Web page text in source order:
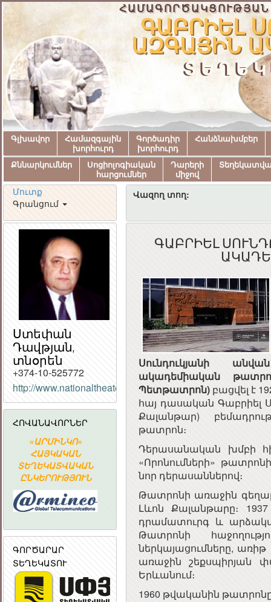
ԳԱԲՐԻԵԼ
ԱԶԳԱՅԻՆ
Գլխավոր
Համազգային
խորհուրդ
Գործադիր
խորհուրդ
Հանձնախմբեր
Քննարկումներ
Սոցիոլոգիական
հարցումներ
Դարերի
միջով
Մուտք
Գրանցում
Վազող տող:
Ստեփան
Դավթյան,
տնօրեն
+374-10-525772
http://www.nationaltheater.am
ՀՈՎԱՆԱՎՈՐՆԵՐ
«ԱՐՄԻՆԿՈ»
ՀԱՅԿԱԿԱՆ
ՏԵՂԵԿԱՏՎԱԿԱՆ
ԸՆԿԵՐՈՒԹՅՈՒՆ
Ակադեմիական
գիտահետազոտական
կոմպյուտերային
ցանց
ԳՈՐԾԱՐԱՐ
ՏԵՂԵԿԱՏՈՒ
ԳԱԲՐԻԵԼ
Սունդուկյանի
ակադեմիական
Պետթատրոն)բացվել է
հայ դասական Գաբրիել
Քալանթար)
թատրոն։
Դերասանական խմբի
«Որոնումների»
նոր դերասաններով։
Թատրոնի առաջին
Լևոն Քալանթարը։
դրամատուրգ և
Թատրոնի
ներկայացումները,
առաջին շեքսպիրյան
Երևանում։
1960 թվականին
ՀԱՅԱՍՏԱՆԻ
ՀԱՆՐԱՅԻՆ
ԽՈՐՀՈՒՐԴ